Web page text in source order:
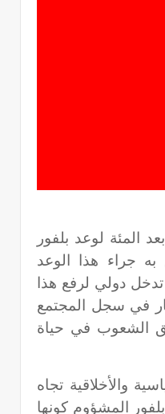
المئة لوعد بلفور
جراء هذا الوعد
دولي لرفع هذا
في سجل المجتمع
الشعوب في حياة
والأخلاقية تجاه
المشؤوم كونها